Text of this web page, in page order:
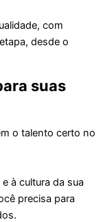
com
desde o
suas
o talento certo no
à cultura da sua
precisa para